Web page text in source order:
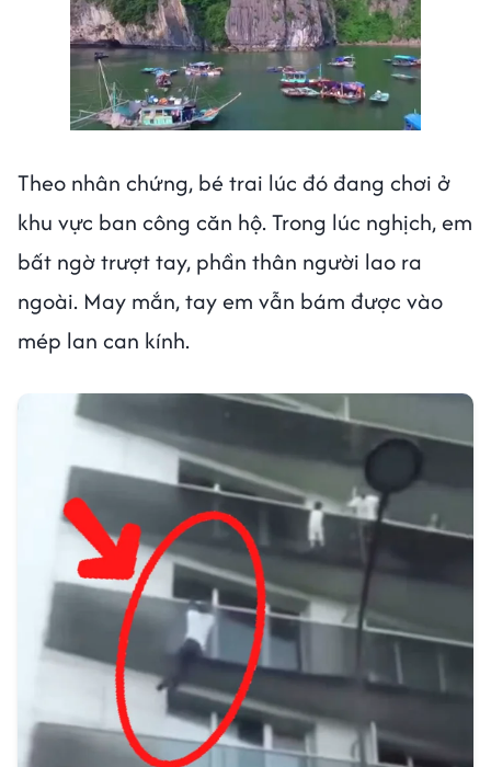
Next video in 3 Cancel
Theo nhân chứng, bé trai lúc đó đang chơi ở
khu vực ban công căn hộ. Trong lúc nghịch, em
bất ngờ trượt tay, phần thân người lao ra
ngoài. May mắn, tay em vẫn bám được vào
mép lan can kính.